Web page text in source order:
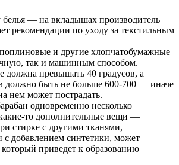
белья — на вкладышах производитель
рекомендации по уходу за текстильным
и другие хлопчатобумажные
так и машинным способом.
должна превышать 40 градусов, а
должно быть не больше 600-700 — иначе
нем может пострадать.
одновременно несколько
то дополнительные вещи —
стирке с другими тканями,
с добавлением синтетики, может
приведет к образованию